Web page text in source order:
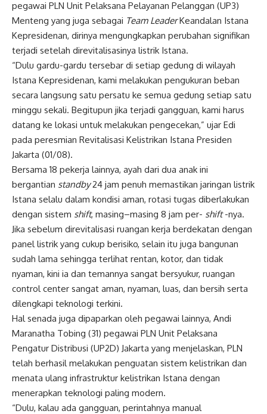
pegawai PLN Unit Pelaksana Pelayanan Pelanggan (UP3)
Menteng yang juga sebagai Team LeaderKeandalan Istana
Kepresidenan, dirinya mengungkapkan perubahan signifikan
terjadi setelah direvitalisasinya listrik Istana.
“Dulu gardu-gardu tersebar di setiap gedung di wilayah
Istana Kepresidenan, kami melakukan pengukuran beban
secara langsung satu persatu ke semua gedung setiap satu
minggu sekali. Begitupun jika terjadi gangguan, kami harus
datang ke lokasi untuk melakukan pengecekan,” ujar Edi
pada peresmian Revitalisasi Kelistrikan Istana Presiden
Jakarta (01/08).
Bersama 18 pekerja lainnya, ayah dari dua anak ini
bergantian standby24 jam penuh memastikan jaringan listrik
Istana selalu dalam kondisi aman, rotasi tugas diberlakukan
dengan sistem shift, masing–masing 8 jam per- shift-nya.
Jika sebelum direvitalisasi ruangan kerja berdekatan dengan
panel listrik yang cukup berisiko, selain itu juga bangunan
sudah lama sehingga terlihat rentan, kotor, dan tidak
nyaman, kini ia dan temannya sangat bersyukur, ruangan
control center sangat aman, nyaman, luas, dan bersih serta
dilengkapi teknologi terkini.
Hal senada juga dipaparkan oleh pegawai lainnya, Andi
Maranatha Tobing (31) pegawai PLN Unit Pelaksana
Pengatur Distribusi (UP2D) Jakarta yang menjelaskan, PLN
telah berhasil melakukan penguatan sistem kelistrikan dan
menata ulang infrastruktur kelistrikan Istana dengan
menerapkan teknologi paling modern.
“Dulu, kalau ada gangguan, perintahnya manual